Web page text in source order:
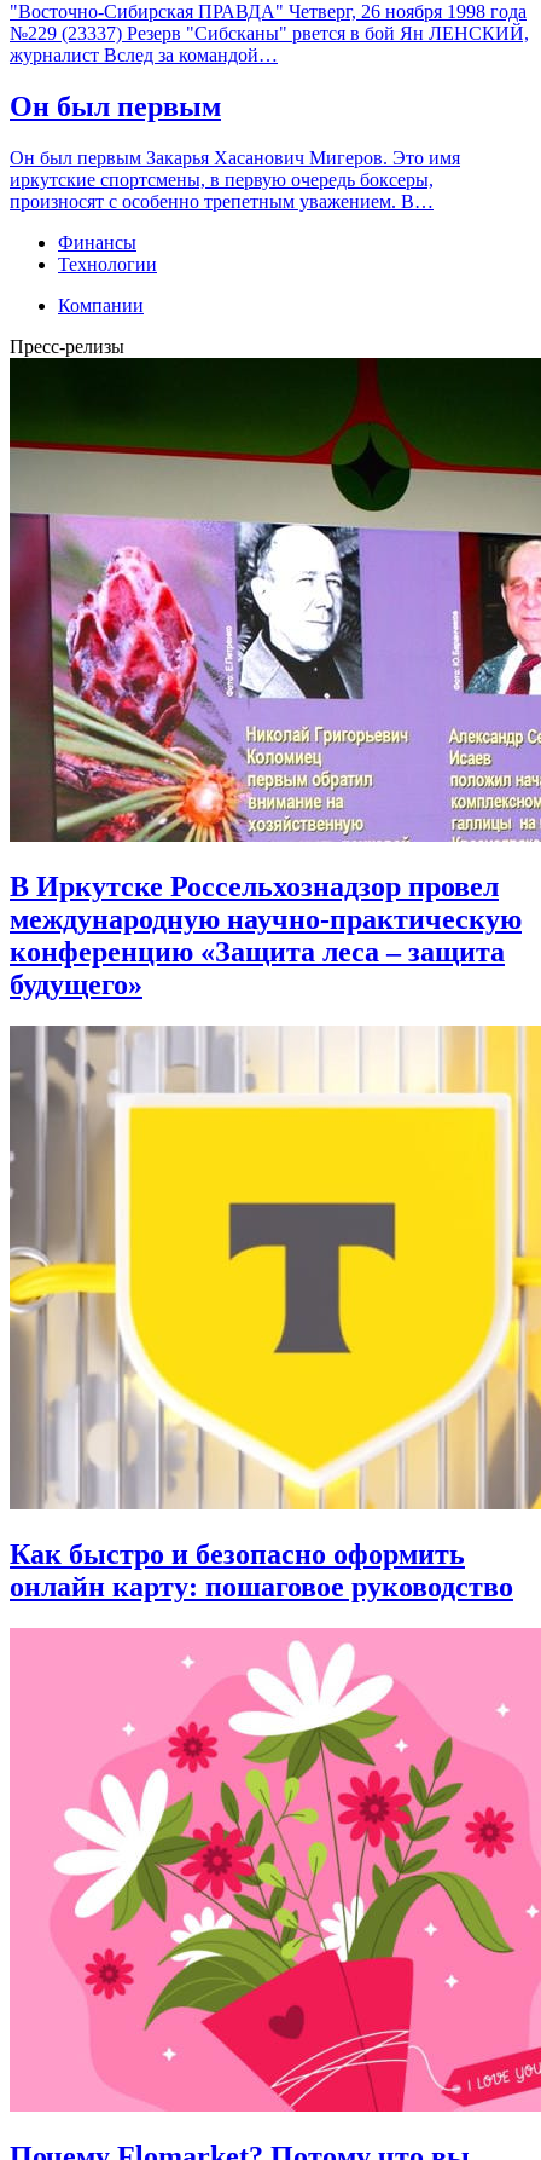
"Восточно-Сибирская ПРАВДА" Четверг, 26 ноября 1998 года
№229 (23337) Резерв "Сибсканы" рвется в бой Ян ЛЕНСКИЙ,
журналист Вслед за командой…
Он был первым
Он был первым Закарья Хасанович Мигеров. Это имя
иркутские спортсмены, в первую очередь боксеры,
произносят с особенно трепетным уважением. В…
Финансы
Технологии
Компании
Пресс-релизы
В Иркутске Россельхознадзор провел
международную научно-практическую
конференцию «Защита леса – защита
будущего»
Как быстро и безопасно оформить
онлайн карту: пошаговое руководство